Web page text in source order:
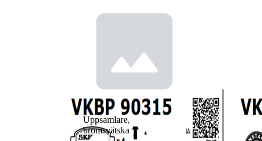
Uppsamlare,
bromsvätska